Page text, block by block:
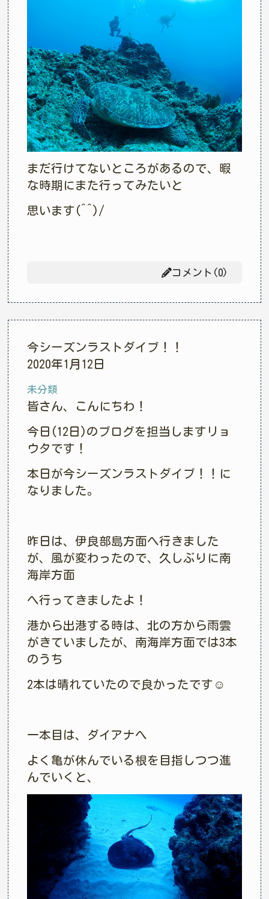
まだ行けてないところがあるので、暇
な時期にまた行ってみたいと
思います(^^)/
コメント(0)
今シーズンラストダイブ！！
2020年1月12日
未分類
皆さん、こんにちわ！
今日(12日)のブログを担当しますリョ
ウタです！
本日が今シーズンラストダイブ！！に
なりました。
昨日は、伊良部島方面へ行きました
が、風が変わったので、久しぶりに南
海岸方面
へ行ってきましたよ！
港から出港する時は、北の方から雨雲
がきていましたが、南海岸方面では3本
のうち
2本は晴れていたので良かったです☺︎
一本目は、ダイアナへ
よく亀が休んでいる根を目指しつつ進
んでいくと、